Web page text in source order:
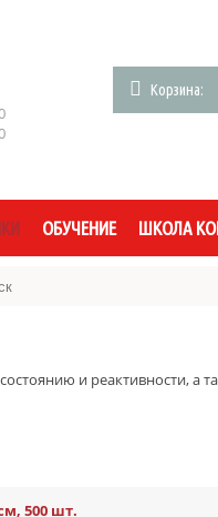
Корзина:
ОБУЧЕНИЕ ШКОЛА
и реактивности, а
500 шт.